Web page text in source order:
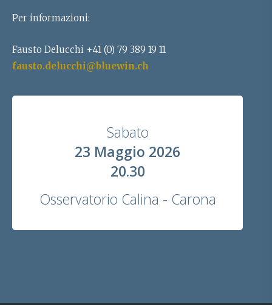
Per informazioni:
Fausto Delucchi +41 (0) 79 389 19 11
fausto.delucchi@bluewin.ch
Sabato
23 Maggio 2026
20.30
Osservatorio Calina - Carona